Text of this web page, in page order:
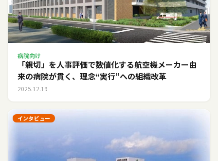
病院向け
「親切」を人事評価で数値化する――航空機メーカー由
来の病院が貫く、理念“実行”への組織改革
2025.12.19
インタビュー